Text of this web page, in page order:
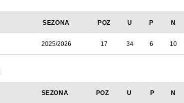
SEZONA POZ U P N
2025/2026 17 34 6 10
SEZONA POZ U P N